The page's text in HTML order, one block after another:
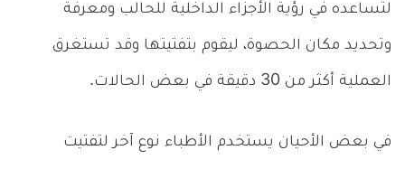
لتساعده في رؤية الأجزاء الداخلية للحالب ومعرفة
وتحديد مكان الحصوة، ليقوم بتفتيتها وقد تستغرق
العملية أكثر من 30 دقيقة في بعض الحالات.
في بعض الأحيان يستخدم الأطباء نوع آخر لتفتيت